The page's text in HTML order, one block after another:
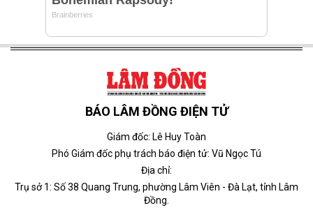
BÁO LÂM ĐỒNG ĐIỆN TỬ
Giám đốc: Lê Huy Toàn
Phó Giám đốc phụ trách báo điện tử: Vũ Ngọc Tú
Địa chỉ:
Trụ sở 1: Số 38 Quang Trung, phường Lâm Viên - Đà Lạt, tỉnh Lâm
Đồng.